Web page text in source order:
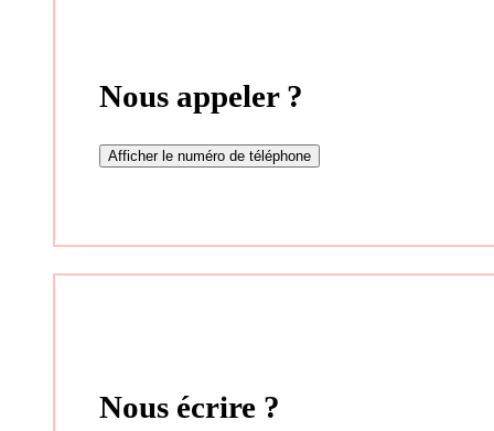
Nous appeler ?
Afficher le numéro de téléphone
Nous écrire ?